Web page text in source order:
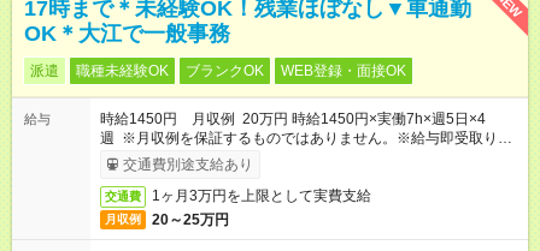
17時まで＊未経験OK！残業ほぼなし▼車通勤
OK＊大江で一般事務
派遣 職種未経験OK ブランクOK WEB登録・面接OK
給与
時給1450円 月収例 20万円 時給1450円×実働7h×週5日×4
週 ※月収例を保証するものではありません。※給与即受取りサ
ービス利用可（利用条件有）
交通費別途支給あり
交通費 1ヶ月3万円を上限として実費支給
月収例 20～25万円